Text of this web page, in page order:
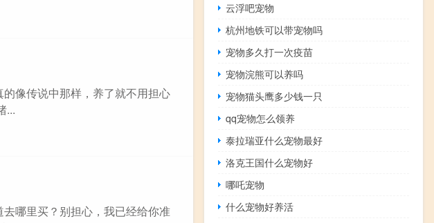
像传说中那样，养了就不用担心
...
哪里买？别担心，我已经给你准
云浮吧宠物
杭州地铁可以带宠物吗
宠物多久打一次疫苗
宠物浣熊可以养吗
宠物猫头鹰多少钱一只
qq宠物怎么领养
泰拉瑞亚什么宠物最好
洛克王国什么宠物好
哪吒宠物
什么宠物好养活